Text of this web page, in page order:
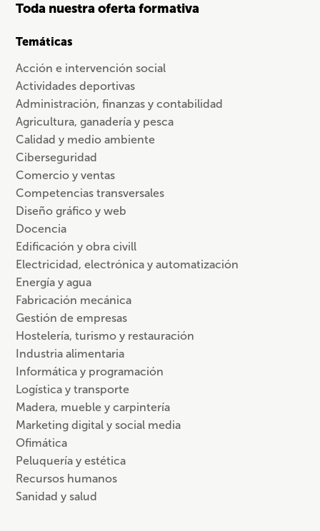
Toda nuestra oferta formativa
Temáticas
Acción e intervención social
Actividades deportivas
Administración, finanzas y contabilidad
Agricultura, ganadería y pesca
Calidad y medio ambiente
Ciberseguridad
Comercio y ventas
Competencias transversales
Diseño gráfico y web
Docencia
Edificación y obra civill
Electricidad, electrónica y automatización
Energía y agua
Fabricación mecánica
Gestión de empresas
Hostelería, turismo y restauración
Industria alimentaria
Informática y programación
Logística y transporte
Madera, mueble y carpintería
Marketing digital y social media
Ofimática
Peluquería y estética
Recursos humanos
Sanidad y salud